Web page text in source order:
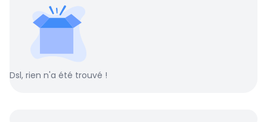
Dsl, rien n'a été trouvé !